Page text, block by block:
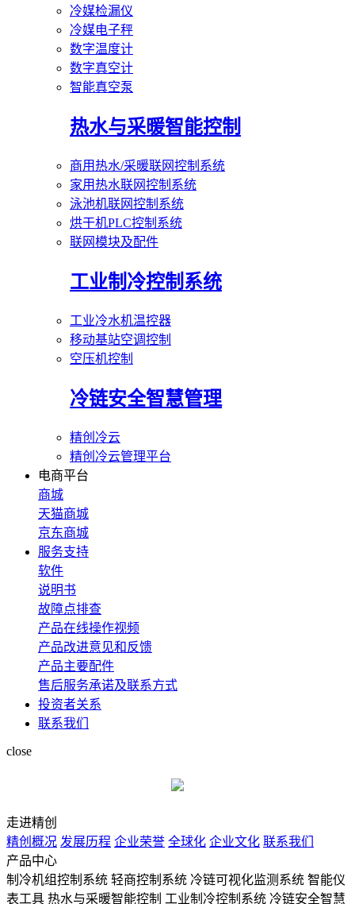
冷媒检漏仪
冷媒电子秤
数字温度计
数字真空计
智能真空泵
热水与采暖智能控制
商用热水/采暖联网控制系统
家用热水联网控制系统
泳池机联网控制系统
烘干机PLC控制系统
联网模块及配件
工业制冷控制系统
工业冷水机温控器
移动基站空调控制
空压机控制
冷链安全智慧管理
精创冷云
精创冷云管理平台
电商平台
商城
天猫商城
京东商城
服务支持
软件
说明书
故障点排查
产品在线操作视频
产品改进意见和反馈
产品主要配件
售后服务承诺及联系方式
投资者关系
联系我们
close
走进精创
精创概况 发展历程 企业荣誉 全球化 企业文化 联系我们
产品中心
制冷机组控制系统 轻商控制系统 冷链可视化监测系统 智能仪
表工具 热水与采暖智能控制 工业制冷控制系统 冷链安全智慧